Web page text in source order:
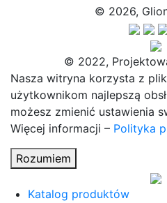
© 2026,
© 2022,
Nasza witryna korzysta z
użytkownikom najlepszą
możesz zmienić ustawienia
Więcej informacji – Polityka
Rozumiem
Katalog produktów